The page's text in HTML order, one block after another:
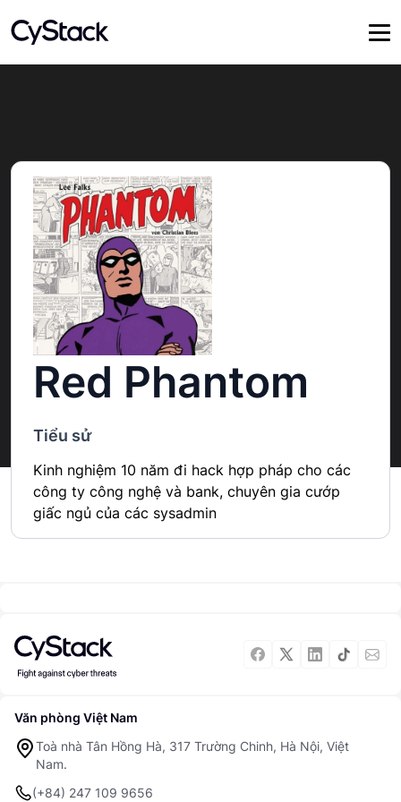
Red Phantom
Tiểu sử
Kinh nghiệm 10 năm đi hack hợp pháp cho các
công ty công nghệ và bank, chuyên gia cướp
giấc ngủ của các sysadmin
Văn phòng Việt Nam
Toà nhà Tân Hồng Hà, 317 Trường Chinh, Hà Nội, Việt
Nam.
(+84) 247 109 9656